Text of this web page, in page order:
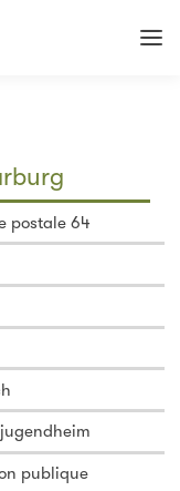
postale 64
publique